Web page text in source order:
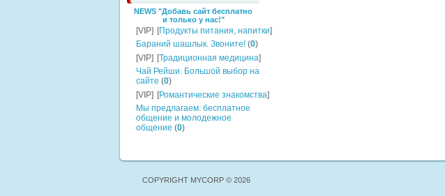
NEWS "Добавь сайт бесплатно
и только у нас!"
[VIP] [Продукты питания, напитки]
Бараний шашлык. Звоните! (0)
[VIP] [Традиционная медицина]
Чай Рейши. Большой выбор на
сайте (0)
[VIP] [Романтические знакомства]
Мы предлагаем: бесплатное
общение и молодежное
общение (0)
COPYRIGHT MYCORP © 2026